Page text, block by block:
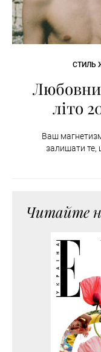
СТИЛЬ
літо
Ваш
залишати те,
Читайте